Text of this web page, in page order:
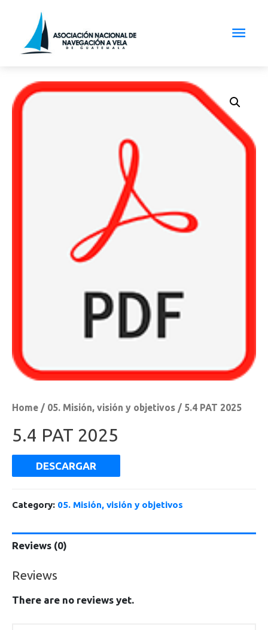
Home / 05. Misión, visión y objetivos / 5.4 PAT 2025
5.4 PAT 2025
DESCARGAR
Category: 05. Misión, visión y objetivos
Reviews (0)
Reviews
There are no reviews yet.